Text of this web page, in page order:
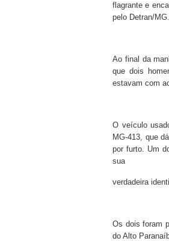
flagrante e
pelo Detran/MG.
Ao final da
que dois
estavam com
O veículo
MG-413, que
por furto. Um
sua
verdadeira
Os dois foram
do Alto